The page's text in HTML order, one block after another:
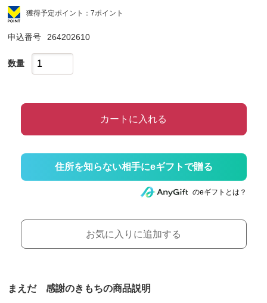
獲得予定ポイント：7ポイント
申込番号 264202610
数量
カートに入れる
住所を知らない相手にeギフトで贈る
のeギフトとは？
お気に入りに追加する
まえだ 感謝のきもちの商品説明